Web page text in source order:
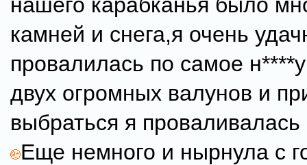
камней и снега,я очень
провалилась по самое
двух огромных валунов и
выбраться я проваливалась
Еще немного и нырнула с